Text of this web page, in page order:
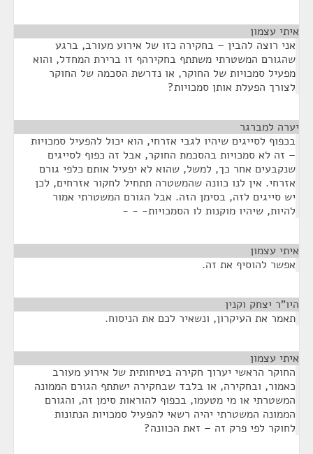
איתי עצמון
אני רוצה להבין – בחקירה כזו של אירוע מעורב, ברגע
שהגורם המשטרתי משתתף בחקירהף זו ברירת המחדל, והוא
מפעיל סמכויות של החוקר, או נדרשת הסכמה של החוקר
לצורך הפעלת אותן סמכויות?
יערה למברגר
בכפוף לסייגים שיהיו לגבי אזרחי, הוא יכול להפעיל סמכויות
– זה לא סמכויות בהסכמת החוקר, אבל זה כפוף לסייגים
שנקבעים אחר כך, למשל, שהוא לא יפעיל אותם כלפי גורם
אזרחי. אין לנו כוונה שהמשטרה תתחיל לחקור אזרחים, לכן
יש סייגים לזה, בסימן הזה. אבל הגורם המשטרתי אמור
להיות, שיהיו מוקנות לו הסמכויות- - -
איתי עצמון
אפשר להוסיף את זה.
היו"ר יצחק וקנין
תאמר את העיקרון, ונשאיר לכם את הניסוח.
איתי עצמון
החוקר הראשי יערוך חקירה בטיחותית של אירוע מעורב
כאמור, ובחקירה, או בלבד שבחקירה ישתתף הגורם הממונה
המשטרתי או מי מטעמו, בכפוף להוראות סימן זה, והגורם
הממונה המשטרתי יהיה רשאי להפעיל סמכויות הנתונות
לחוקר לפי פרק זה – זאת הכוונה?